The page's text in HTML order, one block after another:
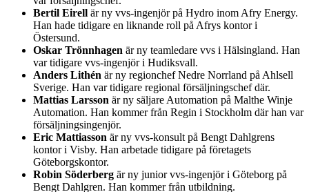
Bertil Eirell är ny vvs-ingenjör på Hydro inom Afry Energy.
Han hade tidigare en liknande roll på Afrys kontor i
Östersund.
Oskar Trönnhagen är ny teamledare vvs i Hälsingland. Han
var tidigare vvs-ingenjör i Hudiksvall.
Anders Lithén är ny regionchef Nedre Norrland på Ahlsell
Sverige. Han var tidigare regional försäljningschef där.
Mattias Larsson är ny säljare Automation på Malthe Winje
Automation. Han kommer från Regin i Stockholm där han var
försäljningsingenjör.
Eric Mattiasson är ny vvs-konsult på Bengt Dahlgrens
kontor i Visby. Han arbetade tidigare på företagets
Göteborgskontor.
Robin Söderberg är ny junior vvs-ingenjör i Göteborg på
Bengt Dahlgren. Han kommer från utbildning.